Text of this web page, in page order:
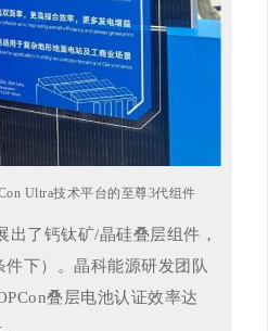
Ultra技术平台的至尊3代组件
出了钙钛矿/晶硅叠层组件，
下）。晶科能源研发团队
叠层电池认证效率达